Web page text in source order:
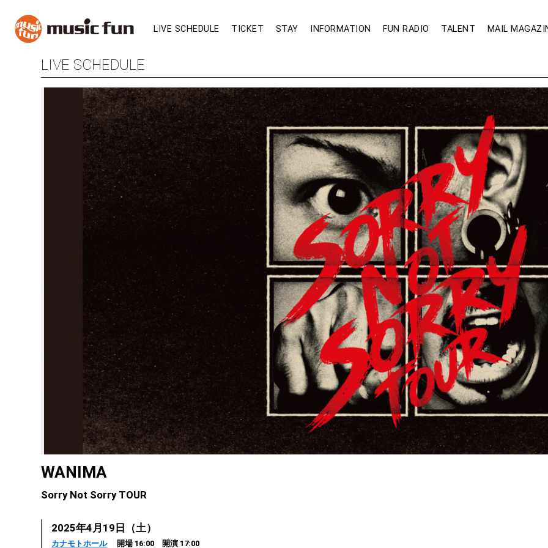
LIVE SCHEDULE TICKET STAY INFORMATION FUN RADIO TALENT MAIL
LIVE SCHEDULE
WANIMA
Sorry Not Sorry TOUR
2025年4月19日（土）
カナモトホール 開場 16:00 開演 17:00